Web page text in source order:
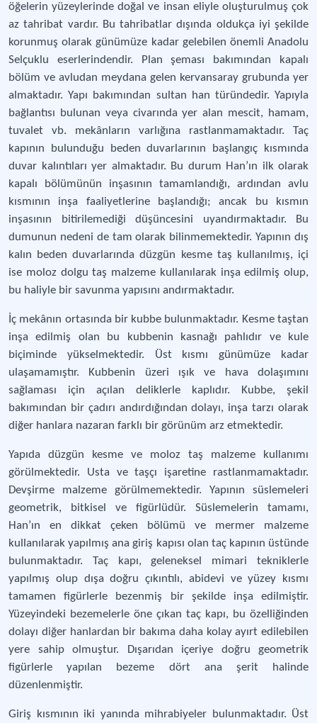
öğelerin yüzeylerinde doğal ve insan eliyle oluşturulmuş çok
az tahribat vardır. Bu tahribatlar dışında oldukça iyi şekilde
korunmuş olarak günümüze kadar gelebilen önemli Anadolu
Selçuklu eserlerindendir. Plan şeması bakımından kapalı
bölüm ve avludan meydana gelen kervansaray grubunda yer
almaktadır. Yapı bakımından sultan han türündedir. Yapıyla
bağlantısı bulunan veya civarında yer alan mescit, hamam,
tuvalet vb. mekânların varlığına rastlanmamaktadır. Taç
kapının bulunduğu beden duvarlarının başlangıç kısmında
duvar kalıntıları yer almaktadır. Bu durum Han’ın ilk olarak
kapalı bölümünün inşasının tamamlandığı, ardından avlu
kısmının inşa faaliyetlerine başlandığı; ancak bu kısmın
inşasının bitirilemediği düşüncesini uyandırmaktadır. Bu
dumunun nedeni de tam olarak bilinmemektedir. Yapının dış
kalın beden duvarlarında düzgün kesme taş kullanılmış, içi
ise moloz dolgu taş malzeme kullanılarak inşa edilmiş olup,
bu haliyle bir savunma yapısını andırmaktadır.
İç mekânın ortasında bir kubbe bulunmaktadır. Kesme taştan
inşa edilmiş olan bu kubbenin kasnağı pahlıdır ve kule
biçiminde yükselmektedir. Üst kısmı günümüze kadar
ulaşamamıştır. Kubbenin üzeri ışık ve hava dolaşımını
sağlaması için açılan deliklerle kaplıdır. Kubbe, şekil
bakımından bir çadırı andırdığından dolayı, inşa tarzı olarak
diğer hanlara nazaran farklı bir görünüm arz etmektedir.
Yapıda düzgün kesme ve moloz taş malzeme kullanımı
görülmektedir. Usta ve taşçı işaretine rastlanmamaktadır.
Devşirme malzeme görülmemektedir. Yapının süslemeleri
geometrik, bitkisel ve figürlüdür. Süslemelerin tamamı,
Han’ın en dikkat çeken bölümü ve mermer malzeme
kullanılarak yapılmış ana giriş kapısı olan taç kapının üstünde
bulunmaktadır. Taç kapı, geleneksel mimari tekniklerle
yapılmış olup dışa doğru çıkıntılı, abidevi ve yüzey kısmı
tamamen figürlerle bezenmiş bir şekilde inşa edilmiştir.
Yüzeyindeki bezemelerle öne çıkan taç kapı, bu özelliğinden
dolayı diğer hanlardan bir bakıma daha kolay ayırt edilebilen
yere sahip olmuştur. Dışarıdan içeriye doğru geometrik
figürlerle yapılan bezeme dört ana şerit halinde
düzenlenmiştir.
Giriş kısmının iki yanında mihrabiyeler bulunmaktadır. Üst